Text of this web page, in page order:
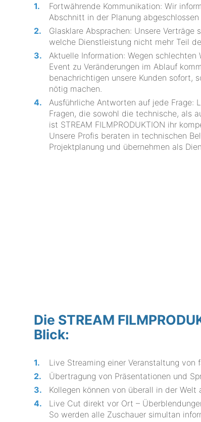
Fortwährende Kommunikation: Wir
Abschnitt in der Planung abgeschlossen
Glasklare Absprachen: Unsere
welche Dienstleistung nicht mehr Teil
Aktuelle Information: Wegen
Event zu Veränderungen im Ablauf
benachrichtigen unsere Kunden sofort,
nötig machen.
Ausführliche Antworten auf jede Frage:
Fragen, die sowohl die technische, als
ist STREAM FILMPRODUKTION ihr
Unsere Profis beraten in technischen
Projektplanung und übernehmen als
Die STREAM
Blick:
Live Streaming einer Veranstaltung
Übertragung von Präsentationen und
Kollegen können von überall in der Welt
Live Cut direkt vor Ort –
So werden alle Zuschauer simultan